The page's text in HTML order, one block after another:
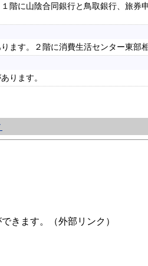
階に山陰合同銀行と鳥取銀行、旅
ます。２階に消費生活センター東部
ります。
きます。（外部リンク）